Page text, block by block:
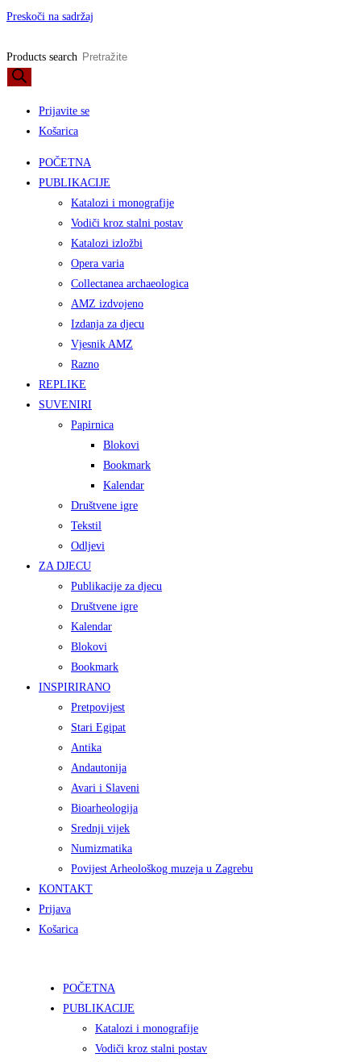
Preskoči na sadržaj
Products search
Prijavite se
Košarica
POČETNA
PUBLIKACIJE
Katalozi i monografije
Vodiči kroz stalni postav
Katalozi izložbi
Opera varia
Collectanea archaeologica
AMZ izdvojeno
Izdanja za djecu
Vjesnik AMZ
Razno
REPLIKE
SUVENIRI
Papirnica
Blokovi
Bookmark
Kalendar
Društvene igre
Tekstil
Odljevi
ZA DJECU
Publikacije za djecu
Društvene igre
Kalendar
Blokovi
Bookmark
INSPIRIRANO
Pretpovijest
Stari Egipat
Antika
Andautonija
Avari i Slaveni
Bioarheologija
Srednji vijek
Numizmatika
Povijest Arheološkog muzeja u Zagrebu
KONTAKT
Prijava
Košarica
POČETNA
PUBLIKACIJE
Katalozi i monografije
Vodiči kroz stalni postav